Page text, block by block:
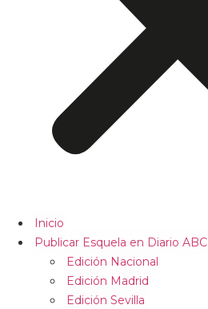
Inicio
Publicar Esquela en Diario ABC
Edición Nacional
Edición Madrid
Edición Sevilla